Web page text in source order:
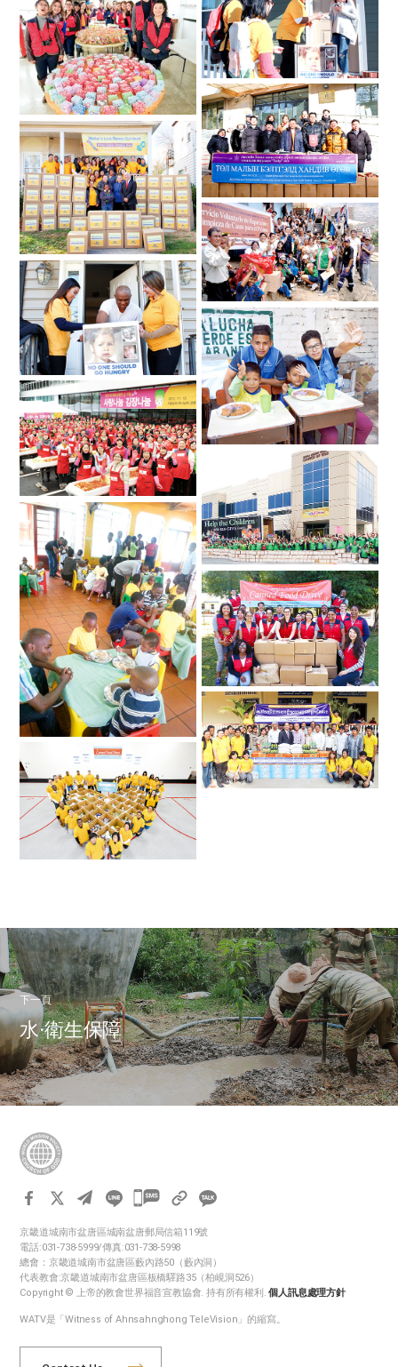
下一頁
水·衛生保障
카
오
톡
공
하
京畿道城南市盆唐區城南盆唐郵局信箱119號
電話:031-738-5999/傳真:031-738-5998
總會：京畿道城南市盆唐區藪內路50（藪內洞）
代表教會:京畿道城南市盆唐區板橋驛路35（柏峴洞526）
Copyright © 上帝的教會世界福音宣教協會. 持有所有權利.個人訊息處理方針
WATV是「Witness of Ahnsahnghong TeleVision」的縮寫。